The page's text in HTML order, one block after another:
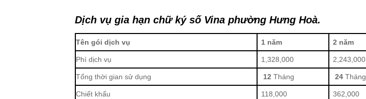
Dịch vụ gia hạn chữ ký số Vina phường Hưng Hoà.
Tên gói dịch vụ 1 năm 2 năm
Phí dịch vụ 1,328,000 2,243,000
Tổng thời gian sử dụng 12 Tháng 24 Tháng
Chiết khấu 118,000 362,000